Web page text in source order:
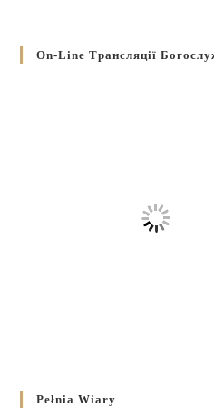
On-Line Трансляції
Pełnia Wiary